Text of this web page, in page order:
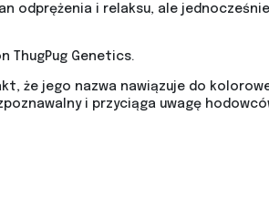
odprężenia i relaksu, ale
ThugPug Genetics.
że jego nazwa nawiązuje do
i przyciąga uwagę